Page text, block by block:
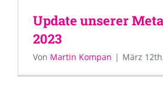
Update unserer
2023
Von Martin Kompan | März